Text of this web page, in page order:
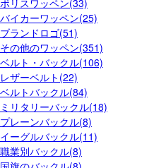
バイカーワッペン(25)
ブランドロゴ(51)
その他のワッペン(351)
ベルト・バックル(106)
レザーベルト(22)
ベルトバックル(84)
ミリタリーバックル(18)
プレーンバックル(8)
イーグルバックル(11)
職業別バックル(8)